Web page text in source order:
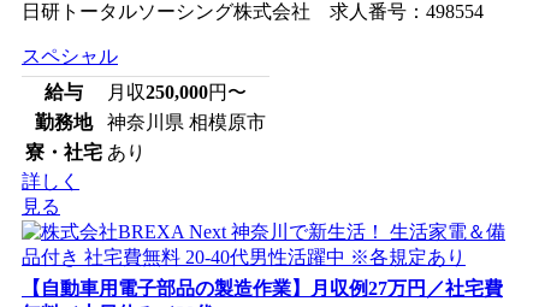
日研トータルソーシング株式会社 求人番号：498554
スペシャル
給与
月収250,000円〜
勤務地
神奈川県 相模原市
寮・社宅 あり
詳しく
見る
【自動車用電子部品の製造作業】月収例27万円／社宅費